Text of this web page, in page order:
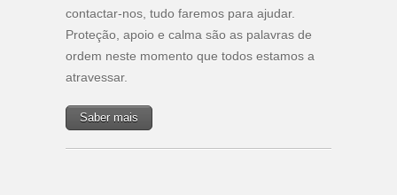
contactar-nos, tudo faremos para ajudar.
Proteção, apoio e calma são as palavras de
ordem neste momento que todos estamos a
atravessar.
Saber mais